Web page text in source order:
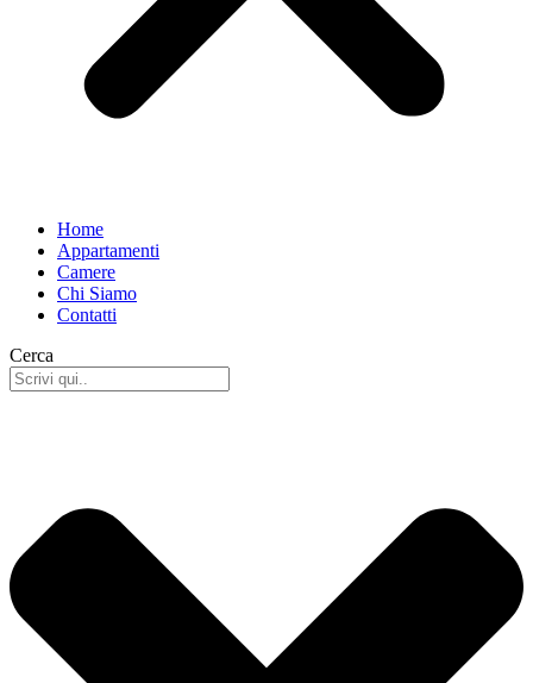
Home
Appartamenti
Camere
Chi Siamo
Contatti
Cerca